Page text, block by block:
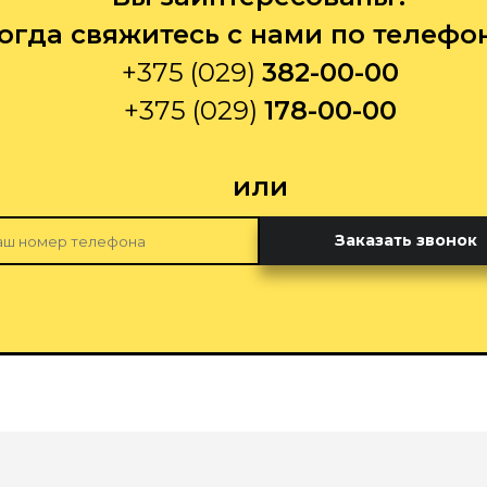
свяжитесь с нами по
+375 (029) 382-00-00
+375 (029) 178-00-00
или
Заказать звонок